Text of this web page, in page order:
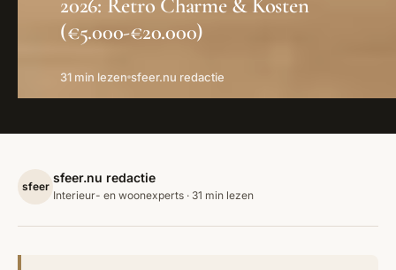
(€5.000-€20.000)
31 min lezen sfeer.nu redactie
sfeer
sfeer.nu redactie
Interieur- en woonexperts · 31 min lezen